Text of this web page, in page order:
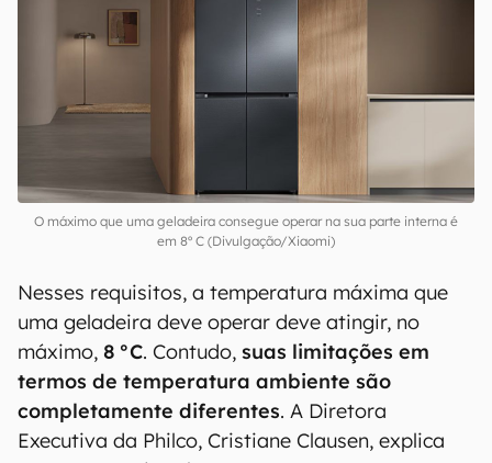
trás dos produtos distribuídos no mercado e
varejo, a fim de garantir a
segurança e bem-
estar da população
. A partir disso, temos as
NBRs (Norma Regulamentadora Brasileira), que
especificam esses limites através de
precisam ser respeitadas pelos fabricantes.